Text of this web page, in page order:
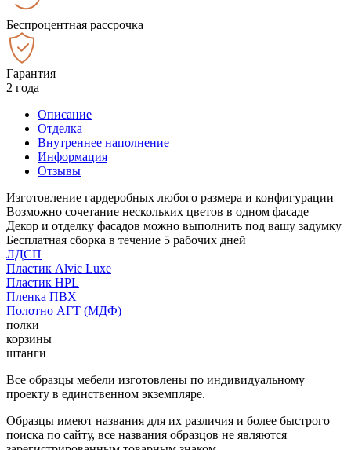
Беспроцентная рассрочка
Гарантия
2 года
Описание
Отделка
Внутреннее наполнение
Информация
Отзывы
Изготовление гардеробных любого размера и конфигурации
Возможно сочетание нескольких цветов в одном фасаде
Декор и отделку фасадов можно выполнить под вашу задумку
Бесплатная сборка в течение 5 рабочих дней
ЛДСП
Пластик Alvic Luxe
Пластик HPL
Пленка ПВХ
Полотно АГТ (МДФ)
полки
корзины
штанги
Все образцы мебели изготовлены по индивидуальному
проекту в единственном экземпляре.
Образцы имеют названия для их различия и более быстрого
поиска по сайту, все названия образцов не являются